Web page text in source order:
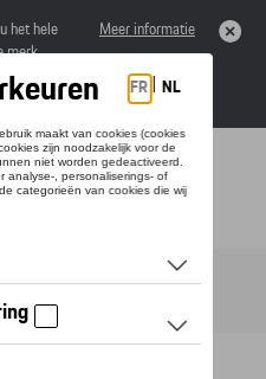
het hele
merk
Meer informatie
navigation